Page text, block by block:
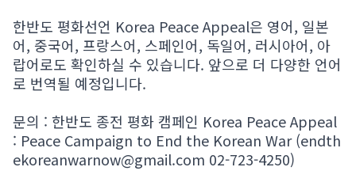
한반도 평화선언 Korea Peace Appeal은 영어, 일본
어, 중국어, 프랑스어, 스페인어, 독일어, 러시아어, 아
랍어로도 확인하실 수 있습니다. 앞으로 더 다양한 언어
로 번역될 예정입니다.
문의 : 한반도 종전 평화 캠페인 Korea Peace Appeal
: Peace Campaign to End the Korean War (endth
ekoreanwarnow@gmail.com 02-723-4250)